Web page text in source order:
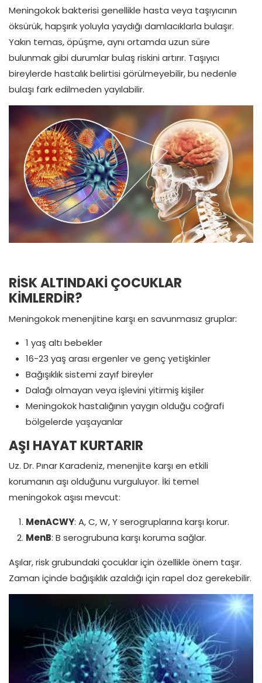
Meningokok bakterisi genellikle hasta veya taşıyıcının
öksürük, hapşırık yoluyla yaydığı damlacıklarla bulaşır.
Yakın temas, öpüşme, aynı ortamda uzun süre
bulunmak gibi durumlar bulaş riskini artırır. Taşıyıcı
bireylerde hastalık belirtisi görülmeyebilir, bu nedenle
bulaşı fark edilmeden yayılabilir.
RİSK ALTINDAKİ ÇOCUKLAR
KİMLERDİR?
Meningokok menenjitine karşı en savunmasız gruplar:
1 yaş altı bebekler
16-23 yaş arası ergenler ve genç yetişkinler
Bağışıklık sistemi zayıf bireyler
Dalağı olmayan veya işlevini yitirmiş kişiler
Meningokok hastalığının yaygın olduğu coğrafi
bölgelerde yaşayanlar
AŞI HAYAT KURTARIR
Uz. Dr. Pınar Karadeniz, menenjite karşı en etkili
korumanın aşı olduğunu vurguluyor. İki temel
meningokok aşısı mevcut:
MenACWY: A, C, W, Y serogruplarına karşı korur.
MenB: B serogrubuna karşı koruma sağlar.
Aşılar, risk grubundaki çocuklar için özellikle önem taşır.
Zaman içinde bağışıklık azaldığı için rapel doz gerekebilir.